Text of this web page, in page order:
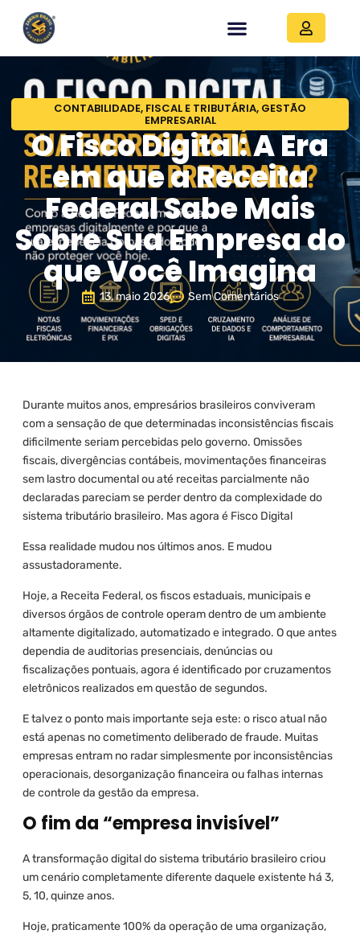
CONTABILIDADE, FISCAL E TRIBUTÁRIA, GESTÃO
EMPRESARIAL
O Fisco Digital: A Era
em que a Receita
Federal Sabe Mais
Sobre Sua Empresa do
que Você Imagina
13, maio 2026 Sem Comentários
Durante muitos anos, empresários brasileiros conviveram
com a sensação de que determinadas inconsistências fiscais
dificilmente seriam percebidas pelo governo. Omissões
fiscais, divergências contábeis, movimentações financeiras
sem lastro documental ou até receitas parcialmente não
declaradas pareciam se perder dentro da complexidade do
sistema tributário brasileiro. Mas agora é Fisco Digital
Essa realidade mudou nos últimos anos. E mudou
assustadoramente.
Hoje, a Receita Federal, os fiscos estaduais, municipais e
diversos órgãos de controle operam dentro de um ambiente
altamente digitalizado, automatizado e integrado. O que antes
dependia de auditorias presenciais, denúncias ou
fiscalizações pontuais, agora é identificado por cruzamentos
eletrônicos realizados em questão de segundos.
E talvez o ponto mais importante seja este: o risco atual não
está apenas no cometimento deliberado de fraude. Muitas
empresas entram no radar simplesmente por inconsistências
operacionais, desorganização financeira ou falhas internas
de controle da gestão da empresa.
O fim da “empresa invisível”
A transformação digital do sistema tributário brasileiro criou
um cenário completamente diferente daquele existente há 3,
5, 10, quinze anos.
Hoje, praticamente 100% da operação de uma organização,